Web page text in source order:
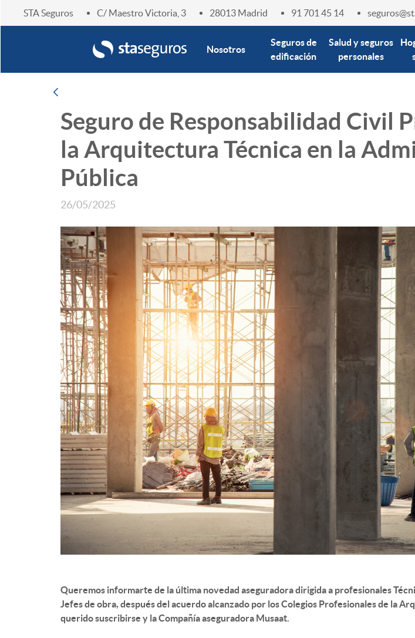
STA Seguros C/ Maestro Victoria, 3 28013 Madrid 91 701 45 14
Navegación
Enlace home Nosotros
Seguros de
edificación
Salud y seguros
personales
Seguro de Responsabilidad Civil
la Arquitectura Técnica en la
Pública
26/05/2025
Queremos informarte de la última novedad aseguradora dirigida a profesionales
Jefes de obra, después del acuerdo alcanzado por los Colegios Profesionales de la
querido suscribirse y la Compañía aseguradora Musaat.